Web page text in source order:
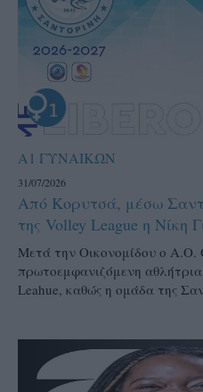
Α1 ΓΥΝΑΙΚΩΝ
31/07/2026
Από Κορυτσά, μέσω
της Volley League η Νίκη
Μετά την Οικονομίδου ο Α.Ο.
πρωτοεμφανιζόμενη
Leahue, καθώς η ομάδα της